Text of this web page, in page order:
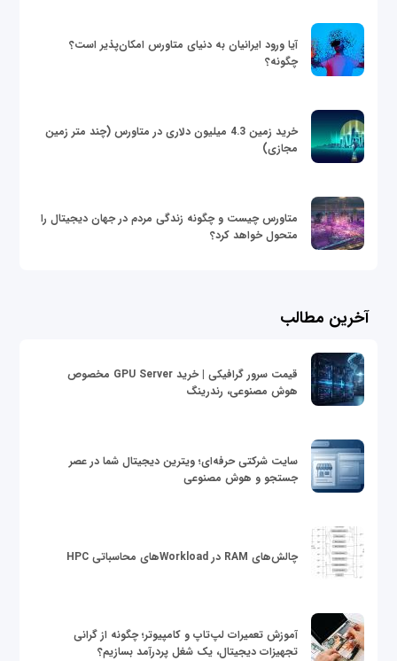
آیا ورود ایرانیان به دنیای متاورس امکان‌پذیر است؟
چگونه؟
خرید زمین 4.3 میلیون دلاری در متاورس (چند متر زمین
مجازی)
متاورس چیست و چگونه زندگی مردم در جهان دیجیتال را
متحول خواهد کرد؟
آخرین مطالب
قیمت سرور گرافیکی | خرید GPU Server مخصوص
هوش مصنوعی، رندرینگ
سایت شرکتی حرفه‌ای؛ ویترین دیجیتال شما در عصر
جستجو و هوش مصنوعی
چالش‌های RAM در Workloadهای محاسباتی HPC
آموزش تعمیرات لپ‌تاپ و کامپیوتر؛ چگونه از گرانی
تجهیزات دیجیتال، یک شغل پردرآمد بسازیم؟